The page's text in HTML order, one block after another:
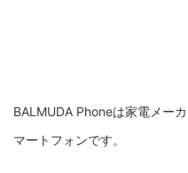
BALMUDA Phoneは家電メー
マートフォンです。